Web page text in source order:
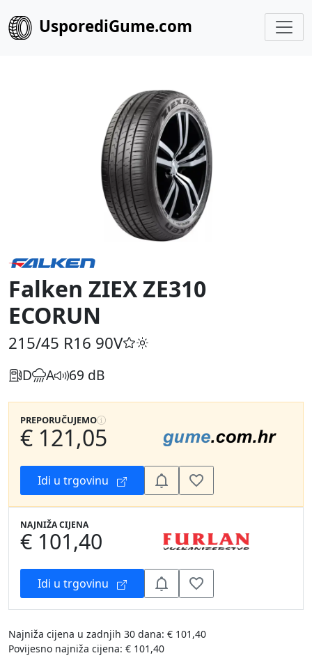
UsporediGume.com
Falken ZIEX ZE310
ECORUN
215/45 R16 90V
D A 69 dB
PREPORUČUJEMO
€ 121,05
Idi u trgovinu
NAJNIŽA CIJENA
€ 101,40
Idi u trgovinu
Najniža cijena u zadnjih 30 dana: € 101,40
Povijesno najniža cijena: € 101,40